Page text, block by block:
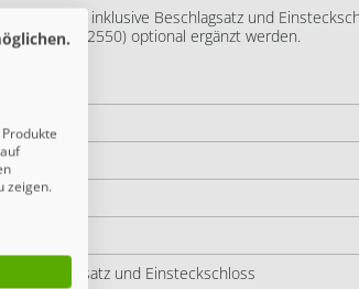
und wird inklusive Beschlagsatz und
(Art.-Nr. 2550) optional ergänzt werden.
Beschlagsatz und Einsteckschloss
zeigen.